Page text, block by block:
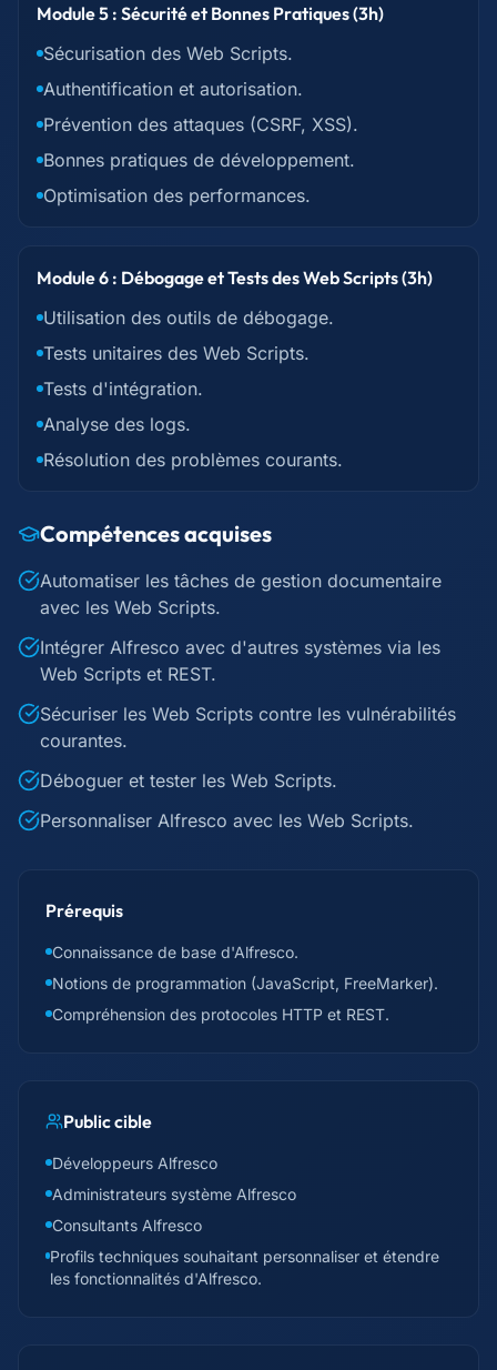
Module 5 : Sécurité et Bonnes Pratiques (3h)
Sécurisation des Web Scripts.
Authentification et autorisation.
Prévention des attaques (CSRF, XSS).
Bonnes pratiques de développement.
Optimisation des performances.
Module 6 : Débogage et Tests des Web Scripts (3h)
Utilisation des outils de débogage.
Tests unitaires des Web Scripts.
Tests d'intégration.
Analyse des logs.
Résolution des problèmes courants.
Compétences acquises
Automatiser les tâches de gestion documentaire
avec les Web Scripts.
Intégrer Alfresco avec d'autres systèmes via les
Web Scripts et REST.
Sécuriser les Web Scripts contre les vulnérabilités
courantes.
Déboguer et tester les Web Scripts.
Personnaliser Alfresco avec les Web Scripts.
Prérequis
Connaissance de base d'Alfresco.
Notions de programmation (JavaScript, FreeMarker).
Compréhension des protocoles HTTP et REST.
Public cible
Développeurs Alfresco
Administrateurs système Alfresco
Consultants Alfresco
Profils techniques souhaitant personnaliser et étendre
les fonctionnalités d'Alfresco.